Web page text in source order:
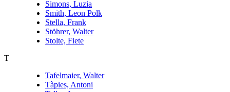
Simons, Luzia
Smith, Leon Polk
Stella, Frank
Stöhrer, Walter
Stolte, Fiete
T
Tafelmaier, Walter
Tàpies, Antoni